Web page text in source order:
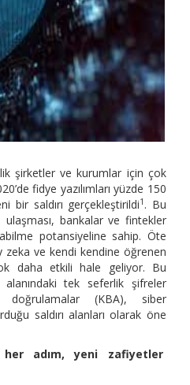
şirketler ve kurumlar için çok
fidye yazılımları yüzde 150
bir saldırı gerçekleştirildi1 . Bu
ulaşması, bankalar ve fintekler
potansiyeline sahip. Öte
zeka ve kendi kendine öğrenen
daha etkili hale geliyor. Bu
tek seferlik şifreler
(KBA), siber
saldırı alanları olarak öne
her adım, yeni zafiyetler